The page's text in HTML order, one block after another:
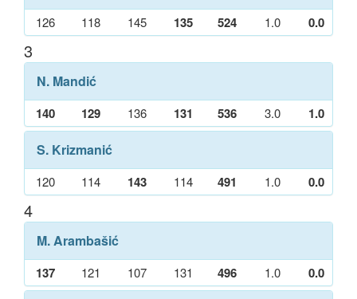
126 118 145 135 524 1.0 0.0
3
N. Mandić
140 129 136 131 536 3.0 1.0
S. Krizmanić
120 114 143 114 491 1.0 0.0
4
M. Arambašić
137 121 107 131 496 1.0 0.0